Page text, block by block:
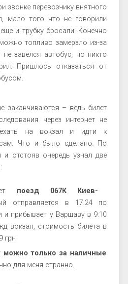
звонке перевозчику внятного
мало того что не говорили
и трубку бросали. Конечно
топливо замерзло из-за
завелся автобус, но никто
Пришлось отказаться от
заканчиваются – ведь билет
через интернет не
на вокзал и идти к
Что и было сделано. По
отстояв очередь узнал две
поезд 067К Киев-
отправляется в 17:24 по
и прибывает у Варшаву в 9:10
вокзал, стоимость билета в
грн
можно только за наличные
для меня странно.